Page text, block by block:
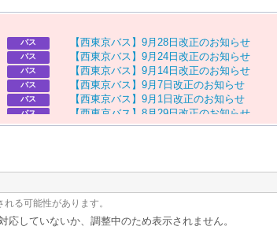
バス 【西東京バス 】 9月 28 日 改正のお知 らせ
バス 【西東京バス 】 9月 24 日 改正のお知 らせ
バス 【西東京バス 】 9月 14 日 改正のお知 らせ
バス 【西東京バス 】 9月 7 日 改正のお知 らせ
バス 【西東京バス 】 9月 1 日 改正のお知 らせ
バス 【西東京バス 】 8 月 29日改正のお知 らせ
バス 【京王バス】お盆ダイヤのお知らせ
る可能性があります。
応していないか、調整中のため表示されません。